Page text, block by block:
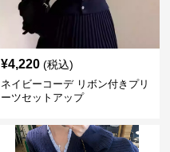
¥4,220 (税込)
ネイビーコーデ リボン付きプリ
ーツセットアップ